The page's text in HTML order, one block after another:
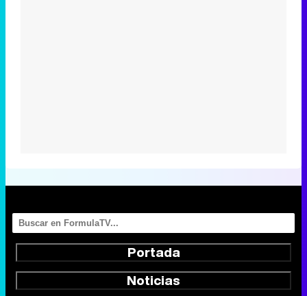
Portada
Noticias